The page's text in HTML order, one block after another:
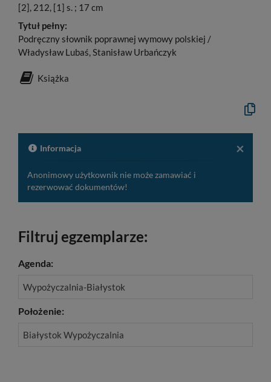
[2], 212, [1] s. ; 17 cm
Tytuł pełny:
Podręczny słownik poprawnej wymowy polskiej /
Władysław Lubaś, Stanisław Urbańczyk
Książka
Kopiuj
do
×
Informacja
Anonimowy użytkownik nie może zamawiać i
rezerwować dokumentów!
Filtruj egzemplarze:
Agenda:
Wypożyczalnia-Białystok
Położenie:
Białystok Wypożyczalnia